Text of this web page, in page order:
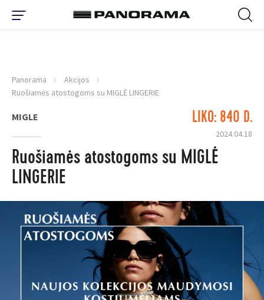
Panorama
Akcijos
Ruošiamės atostogoms su MIGLĖ LINGERIE
MIGLE LIKO: 840 D.
2024.04.18
Ruošiamės atostogoms su MIGLĖ
LINGERIE